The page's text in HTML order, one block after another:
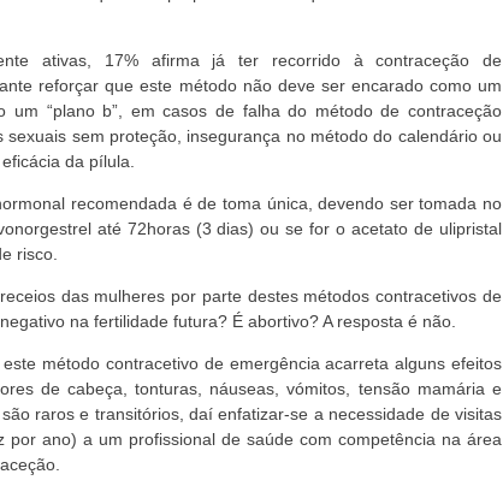
ativas, 17% afirma já ter recorrido à contraceção de
reforçar que este método não deve ser encarado como um
um “plano b”, em casos de falha do método de contraceção
sexuais sem proteção, insegurança no método do calendário ou
da pílula.
recomendada é de toma única, devendo ser tomada no
até 72horas (3 dias) ou se for o acetato de ulipristal
risco.
das mulheres por parte destes métodos contracetivos de
na fertilidade futura? É abortivo? A resposta é não.
método contracetivo de emergência acarreta alguns efeitos
de cabeça, tonturas, náuseas, vómitos, tensão mamária e
raros e transitórios, daí enfatizar-se a necessidade de visitas
por ano) a um profissional de saúde com competência na área